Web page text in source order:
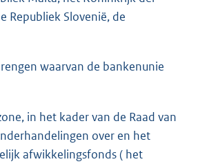
Republiek Slovenië, de
waarvan de bankenunie
in het kader van de Raad van
over en het
afwikkelingsfonds ( het